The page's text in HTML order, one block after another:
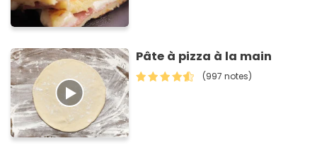
Pâte à pizza à la main
(997 notes)